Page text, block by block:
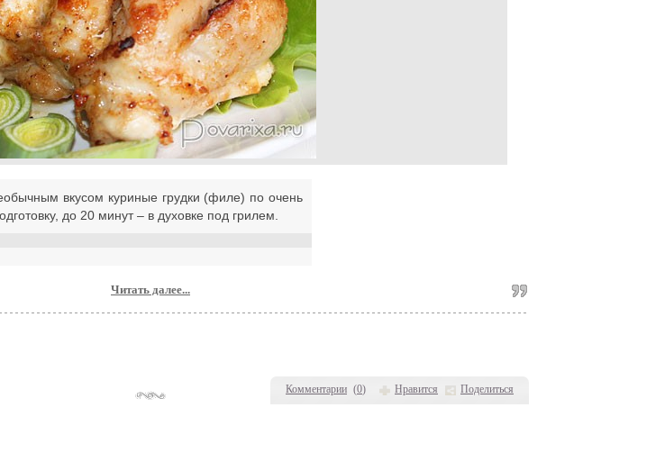
Комментарии (0) Нравится Поделиться
вкусом куриные грудки (филе) по очень
до 20 минут – в духовке под грилем.
Читать далее...